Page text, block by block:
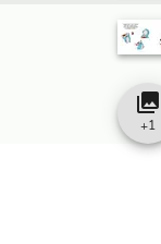
collections
+1